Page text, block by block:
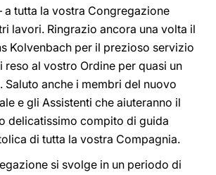
a tutta la vostra Congregazione
lavori. Ringrazio ancora una volta il
Kolvenbach per il prezioso servizio
reso al vostro Ordine per quasi un
Saluto anche i membri del nuovo
e gli Assistenti che aiuteranno il
delicatissimo compito di guida
di tutta la vostra Compagnia.
si svolge in un periodo di